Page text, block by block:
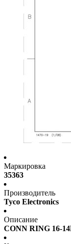
Маркировка
35363
Производитель
Tyco Electronics
Описание
CONN RING 16-